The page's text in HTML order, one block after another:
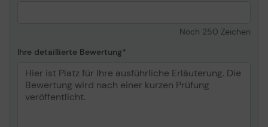
Noch 250 Zeichen
Ihre detaillierte Bewertung